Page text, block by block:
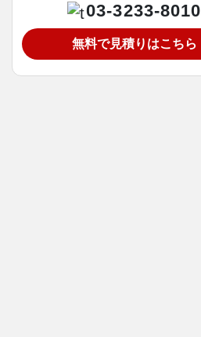
03-3233-8010
無料で見積りはこちら